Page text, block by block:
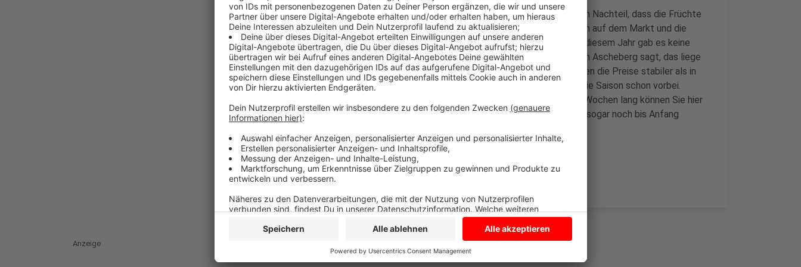
Für die Erdbeerbauern hatte der Sommer im vergangenen Jahr den Nachteil, dass die Früchte
sehr schnell und gleichzeitig reif wurden. Es waren viele Erdbeeren auf dem Markt und die
Preise purzelten. Gut für uns - schlecht für die Erdbeerbauern. In diesem Jahr gab es keine
Erdbeerschwemme. Johannes Laurenz vom Hof Schulze Blasum in Ascheberg sagt, das liege
am Nachtfrost, den wir Anfang diesen Jahres hatten. Deshalb seien die Preise stabiler als in
der vergangene Saison. Bei dem Ascheberger Erdbeerbauern ist die Saison schon vorbei.
Anders ist das auf dem Gut Forstmannshof in Lüdinghausen: Vier Wochen lang können Sie hier
noch Erdbeeren bekommen. Der Hof Rahmann in Coesfeld bietet sogar noch bis Anfang
Anzeige
Anzeige